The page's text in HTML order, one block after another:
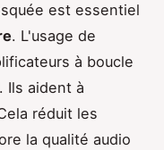
est essentiel
. L'usage de
à boucle
Ils aident à
réduit les
la qualité audio